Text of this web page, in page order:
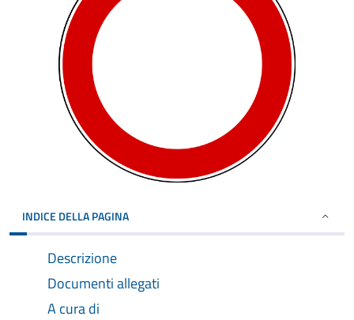
INDICE DELLA PAGINA
Descrizione
Documenti allegati
A cura di